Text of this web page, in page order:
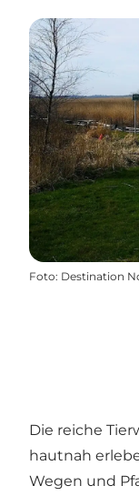
Foto: Destination
Die reiche
hautnah
Wegen und